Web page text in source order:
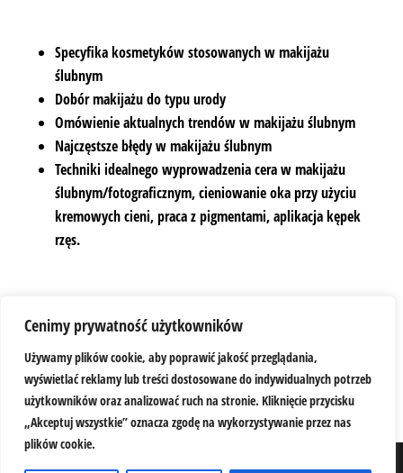
Cenimy prywatność użytkowników
Używamy plików cookie, aby poprawić jakość przeglądania,
wyświetlać reklamy lub treści dostosowane do indywidualnych potrzeb
użytkowników oraz analizować ruch na stronie. Kliknięcie przycisku
„Akceptuj wszystkie” oznacza zgodę na wykorzystywanie przez nas
plików cookie.
Specyfika kosmetyków stosowanych w makijażu
ślubnym
Dobór makijażu do typu urody
Omówienie aktualnych trendów w makijażu ślubnym
Najczęstsze błędy w makijażu ślubnym
Techniki idealnego wyprowadzenia cera w makijażu
ślubnym/fotograficznym, cieniowanie oka przy użyciu
kremowych cieni, praca z pigmentami, aplikacja kępek
rzęs.
Każda uczestniczka wykonuje makijaż na jednej, własnej
modelce.